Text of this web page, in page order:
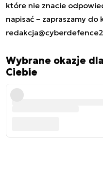
które nie znacie
napisać – zapraszamy
Wybrane okazje dla
Ciebie